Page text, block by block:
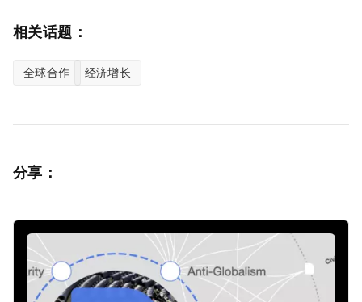
相关话题：
全球合作 经济增长
分享：